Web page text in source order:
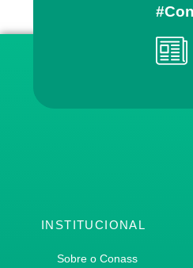
INSTITUCIONAL
Sobre o Conass